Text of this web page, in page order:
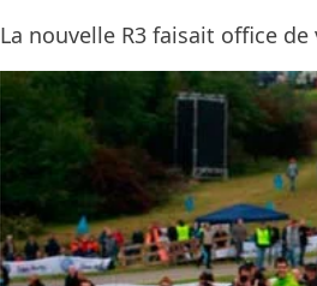
La nouvelle R3 faisait office